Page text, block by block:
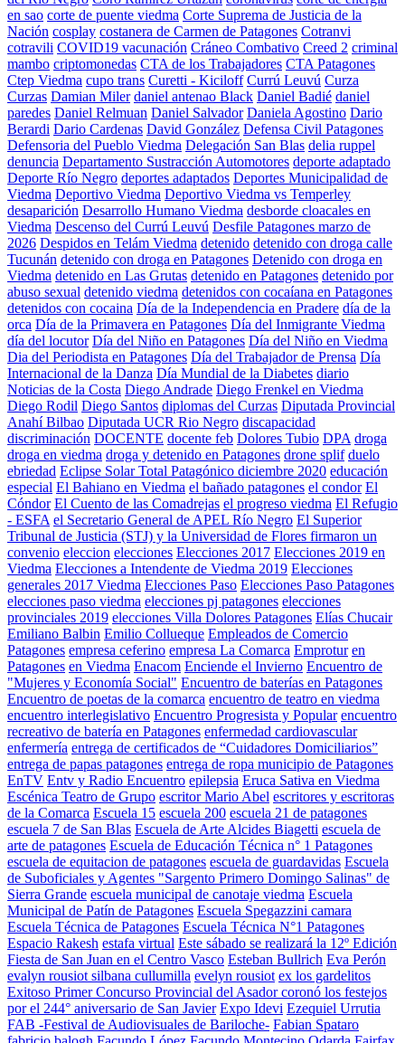
en sao corte de puente viedma Corte Suprema de Justicia de la
Nación cosplay costanera de Carmen de Patagones Cotranvi
cotravili COVID19 vacunación Cráneo Combativo Creed 2 criminal
mambo criptomonedas CTA de los Trabajadores CTA Patagones
Ctep Viedma cupo trans Curetti - Kiciloff Currú Leuvú Curza
Curzas Damian Miler daniel antenao Black Daniel Badié daniel
paredes Daniel Relmuan Daniel Salvador Daniela Agostino Dario
Berardi Dario Cardenas David González Defensa Civil Patagones
Defensoria del Pueblo Viedma Delegación San Blas delia ruppel
denuncia Departamento Sustracción Automotores deporte adaptado
Deporte Río Negro deportes adaptados Deportes Municipalidad de
Viedma Deportivo Viedma Deportivo Viedma vs Temperley
desaparición Desarrollo Humano Viedma desborde cloacales en
Viedma Descenso del Currú Leuvú Desfile Patagones marzo de
2026 Despidos en Telám Viedma detenido detenido con droga calle
Tucunán detenido con droga en Patagones Detenido con droga en
Viedma detenido en Las Grutas detenido en Patagones detenido por
abuso sexual detenido viedma detenidos con cocaíana en Patagones
detenidos con cocaina Día de la Independencia en Pradere día de la
orca Día de la Primavera en Patagones Día del Inmigrante Viedma
día del locutor Día del Niño en Patagones Día del Niño en Viedma
Dia del Periodista en Patagones Día del Trabajador de Prensa Día
Internacional de la Danza Día Mundial de la Diabetes diario
Noticias de la Costa Diego Andrade Diego Frenkel en Viedma
Diego Rodil Diego Santos diplomas del Curzas Diputada Provincial
Anahí Bilbao Diputada UCR Rio Negro discapacidad
discriminación DOCENTE docente feb Dolores Tubio DPA droga
droga en viedma droga y detenido en Patagones drone splif duelo
ebriedad Eclipse Solar Total Patagónico diciembre 2020 educación
especial El Bahiano en Viedma el bañado patagones el condor El
Cóndor El Cuento de las Comadrejas el progreso viedma El Refugio
- ESFA el Secretario General de APEL Río Negro El Superior
Tribunal de Justicia (STJ) y la Universidad de Flores firmaron un
convenio eleccion elecciones Elecciones 2017 Elecciones 2019 en
Viedma Elecciones a Intendente de Viedma 2019 Elecciones
generales 2017 Viedma Elecciones Paso Elecciones Paso Patagones
elecciones paso viedma elecciones pj patagones elecciones
provinciales 2019 elecciones Villa Dolores Patagones Elías Chucair
Emiliano Balbin Emilio Collueque Empleados de Comercio
Patagones empresa ceferino empresa La Comarca Emprotur en
Patagones en Viedma Enacom Enciende el Invierno Encuentro de
"Mujeres y Economía Social" Encuentro de baterías en Patagones
Encuentro de poetas de la comarca encuentro de teatro en viedma
encuentro interlegislativo Encuentro Progresista y Popular encuentro
recreativo de batería en Patagones enfermedad cardiovascular
enfermería entrega de certificados de “Cuidadores Domiciliarios”
entrega de papas patagones entrega de ropa municipio de Patagones
EnTV Entv y Radio Encuentro epilepsia Eruca Sativa en Viedma
Escénica Teatro de Grupo escritor Mario Abel escritores y escritoras
de la Comarca Escuela 15 escuela 200 escuela 21 de patagones
escuela 7 de San Blas Escuela de Arte Alcides Biagetti escuela de
arte de patagones Escuela de Educación Técnica n° 1 Patagones
escuela de equitacion de patagones escuela de guardavidas Escuela
de Suboficiales y Agentes "Sargento Primero Domingo Salinas" de
Sierra Grande escuela municipal de canotaje viedma Escuela
Municipal de Patín de Patagones Escuela Spegazzini camara
Escuela Técnica de Patagones Escuela Técnica N°1 Patagones
Espacio Rakesh estafa virtual Este sábado se realizará la 12º Edición
Fiesta de San Juan en el Centro Vasco Esteban Bullrich Eva Perón
evalyn rousiot silbana cullumilla evelyn rousiot ex los gardelitos
Exitoso Primer Concurso Provincial del Asador coronó los festejos
por el 244° aniversario de San Javier Expo Idevi Ezequiel Urrutia
FAB -Festival de Audiovisuales de Bariloche- Fabian Spataro